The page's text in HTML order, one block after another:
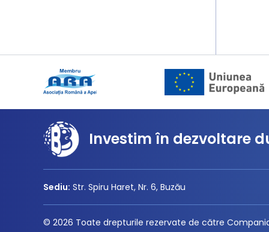
Investim în dezvoltare
Sediu: Str. Spiru Haret, Nr. 6, Buzău
© 2026 Toate drepturile rezervate de către Compania